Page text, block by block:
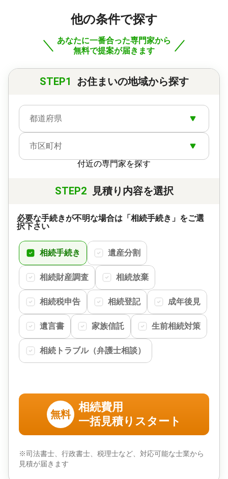
他の条件で探す
あなたに一番合った専門家から
無料で提案が届きます
STEP1 お住まいの地域から探す
都道府県
市区町村
付近の専門家を探す
STEP2 見積り内容を選択
必要な手続きが不明な場合は「相続手続き」をご選
択下さい
相続手続き 遺産分割
相続財産調査 相続放棄
相続税申告 相続登記 成年後見
遺言書 家族信託 生前相続対策
相続トラブル（弁護士相談）
無料
相続費用
一括見積りスタート
※司法書士、行政書士、税理士など、対応可能な士業から
見積が届きます